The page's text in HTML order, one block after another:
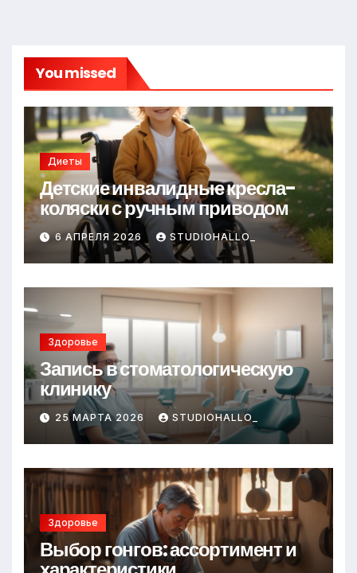
You missed
Диеты
Детские инвалидные кресла-
коляски с ручным приводом
6 АПРЕЛЯ 2026 STUDIOHALLO_
Здоровье
Запись в стоматологическую
клинику
25 МАРТА 2026 STUDIOHALLO_
Здоровье
Выбор гонгов: ассортимент и